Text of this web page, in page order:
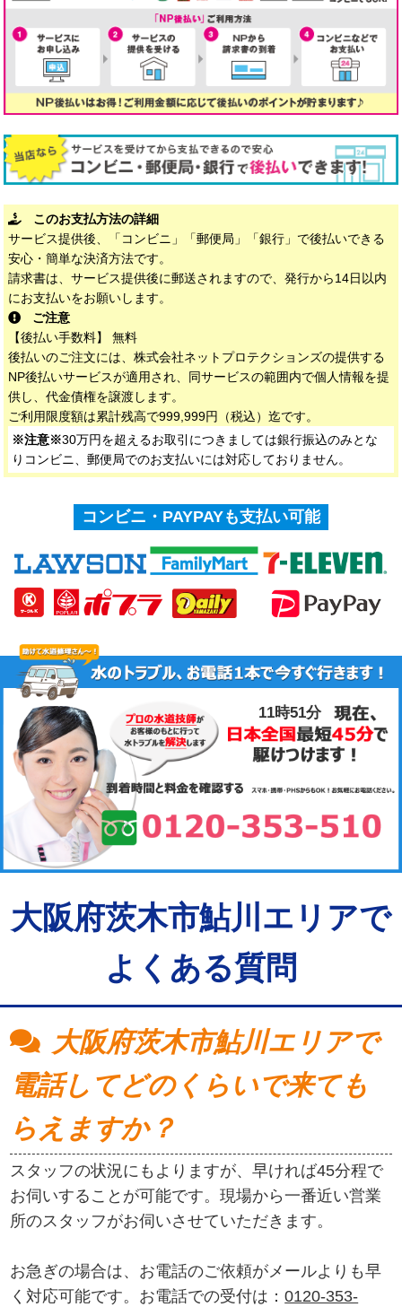
このお支払方法の詳細
サービス提供後、「コンビニ」「郵便局」「銀行」で後払いできる
安心・簡単な決済方法です。
請求書は、サービス提供後に郵送されますので、発行から14日以内
にお支払いをお願いします。
ご注意
【後払い手数料】 無料
後払いのご注文には、株式会社ネットプロテクションズの提供する
NP後払いサービスが適用され、同サービスの範囲内で個人情報を提
供し、代金債権を譲渡します。
ご利用限度額は累計残高で999,999円（税込）迄です。
※注意※30万円を超えるお取引につきましては銀行振込のみとな
りコンビニ、郵便局でのお支払いには対応しておりません。
コンビニ・PAYPAYも支払い可能
11時51分
大阪府茨木市鮎川エリアで
よくある質問
大阪府茨木市鮎川エリアで
電話してどのくらいで来ても
らえますか？
スタッフの状況にもよりますが、早ければ45分程で
お伺いすることが可能です。現場から一番近い営業
所のスタッフがお伺いさせていただきます。
お急ぎの場合は、お電話のご依頼がメールよりも早
く対応可能です。お電話での受付は：0120-353-